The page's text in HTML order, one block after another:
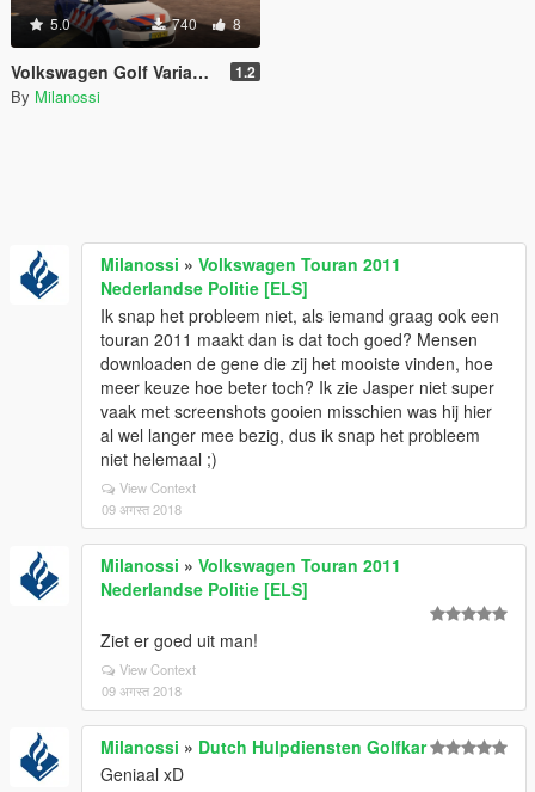
5.0 740 8
Volkswagen Golf Variant (Dutch Royal Military Police Edition) 1.2
By Milanossi
Milanossi » Volkswagen Touran 2011
Nederlandse Politie [ELS]
Ik snap het probleem niet, als iemand graag ook een
touran 2011 maakt dan is dat toch goed? Mensen
downloaden de gene die zij het mooiste vinden, hoe
meer keuze hoe beter toch? Ik zie Jasper niet super
vaak met screenshots gooien misschien was hij hier
al wel langer mee bezig, dus ik snap het probleem
niet helemaal ;)
View Context
09 अगस्त 2018
Milanossi » Volkswagen Touran 2011
Nederlandse Politie [ELS]
Ziet er goed uit man!
View Context
09 अगस्त 2018
Milanossi » Dutch Hulpdiensten Golfkar
Geniaal xD